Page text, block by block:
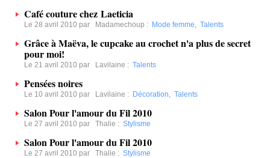
Café couture chez Laeticia
Le 28 avril 2010 par Madamechoup : Mode femme, Talents
Grâce à Maëva, le cupcake au crochet n'a plus de secret
pour moi!
Le 21 avril 2010 par Lavilaine : Talents
Pensées noires
Le 10 avril 2010 par Lavilaine : Décoration, Talents
Salon Pour l'amour du Fil 2010
Le 27 avril 2010 par Thalie : Stylisme
Salon Pour l'amour du Fil 2010
Le 27 avril 2010 par Thalie : Stylisme